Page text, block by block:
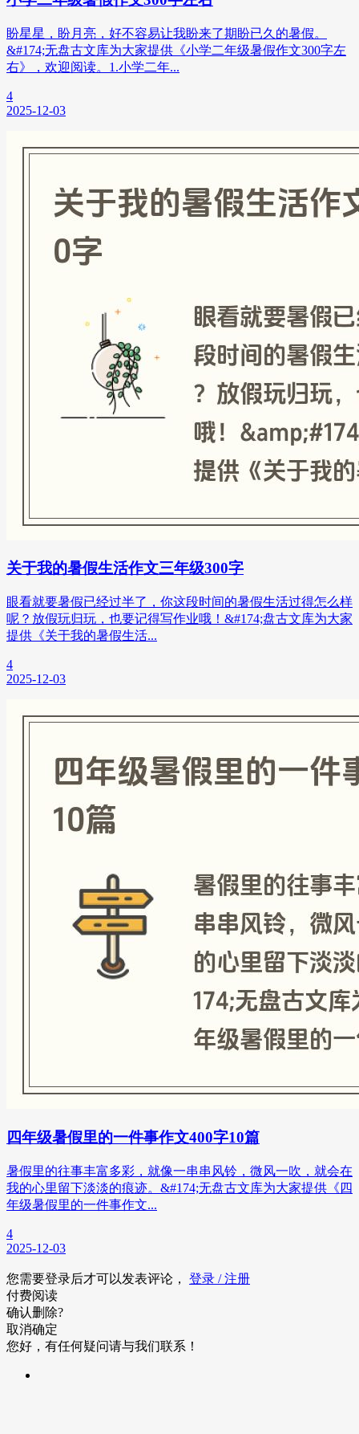
盼星星，盼月亮，好不容易让我盼来了期盼已久的暑假。
&#174;无盘古文库为大家提供《小学二年级暑假作文300字左
右》，欢迎阅读。1.小学二年...
4
2025-12-03
关于我的暑假生活作文三年级300字
眼看就要暑假已经过半了，你这段时间的暑假生活过得怎么样
呢？放假玩归玩，也要记得写作业哦！&#174;盘古文库为大家
提供《关于我的暑假生活...
4
2025-12-03
四年级暑假里的一件事作文400字10篇
暑假里的往事丰富多彩，就像一串串风铃，微风一吹，就会在
我的心里留下淡淡的痕迹。&#174;无盘古文库为大家提供《四
年级暑假里的一件事作文...
4
2025-12-03
您需要登录后才可以发表评论， 登录 / 注册
付费阅读
确认删除?
取消确定
您好，有任何疑问请与我们联系！